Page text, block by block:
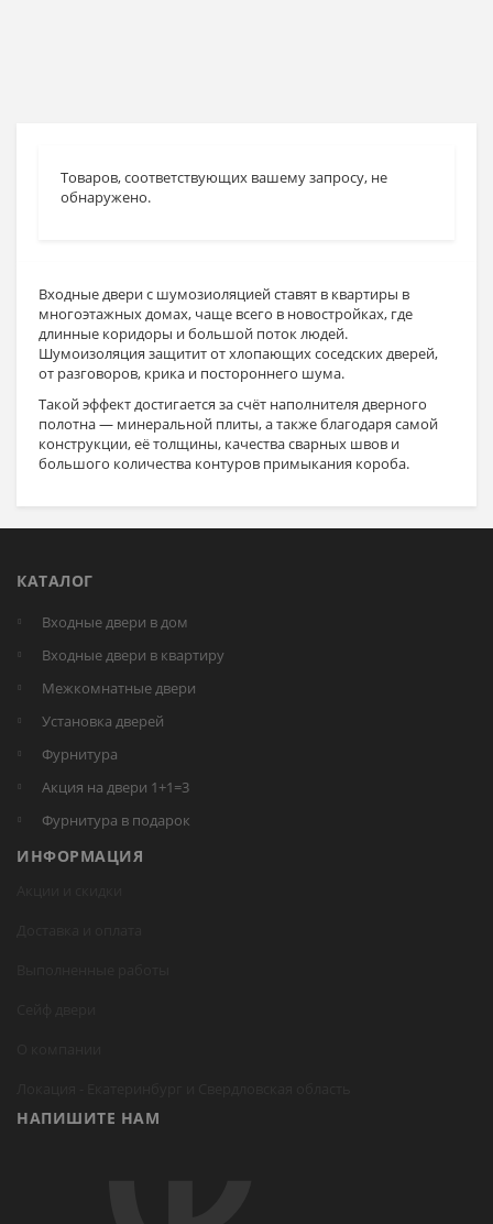
Товаров, соответствующих вашему запросу, не
обнаружено.
Входные двери с шумозиоляцией ставят в квартиры в
многоэтажных домах, чаще всего в новостройках, где
длинные коридоры и большой поток людей.
Шумоизоляция защитит от хлопающих соседских дверей,
от разговоров, крика и постороннего шума.
Такой эффект достигается за счёт наполнителя дверного
полотна — минеральной плиты, а также благодаря самой
конструкции, её толщины, качества сварных швов и
большого количества контуров примыкания короба.
КАТАЛОГ
Входные двери в дом
Входные двери в квартиру
Межкомнатные двери
Установка дверей
Фурнитура
Акция на двери 1+1=3
Фурнитура в подарок
ИНФОРМАЦИЯ
НАПИШИТЕ НАМ